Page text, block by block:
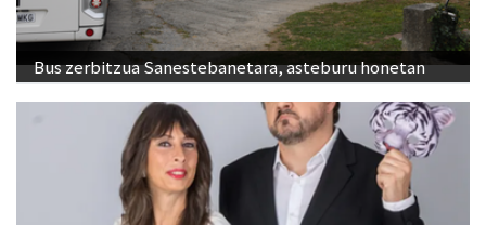
Bus zerbitzua Sanestebanetara, asteburu honetan